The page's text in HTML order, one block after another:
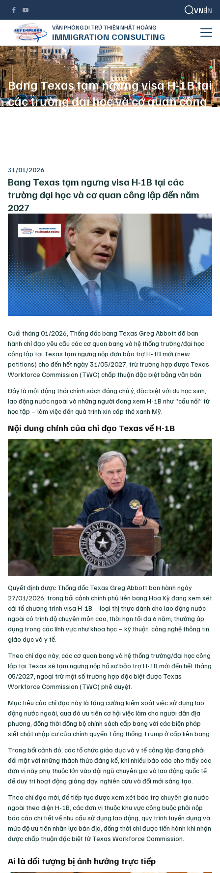
VNEN
VĂN PHÒNG DI TRÚ THIÊN NHẬT HOÀNG
IMMIGRATION CONSULTING
Bang Texas tạm ngưng visa H-1B tại
các trường đại học và cơ quan công
31/01/2026
Bang Texas tạm ngưng visa H-1B tại các
trường đại học và cơ quan công lập đến năm
2027
Cuối tháng 01/2026, Thống đốc bang Texas Greg Abbott đã ban
hành chỉ đạo yêu cầu các cơ quan bang và hệ thống trường/đại học
công lập tại Texas tạm ngưng nộp đơn bảo trợ H-1B mới (new
petitions) cho đến hết ngày 31/05/2027, trừ trường hợp được Texas
Workforce Commission (TWC) chấp thuận đặc biệt bằng văn bản.
Đây là một động thái chính sách đáng chú ý, đặc biệt với du học sinh,
lao động nước ngoài và những người đang xem H-1B như “cầu nối” từ
học tập – làm việc đến quá trình xin cấp thẻ xanh Mỹ.
Nội dung chính của chỉ đạo Texas về H-1B
Quyết định được Thống đốc Texas Greg Abbott ban hành ngày
27/01/2026, trong bối cảnh chính phủ liên bang Hoa Kỳ đang xem xét
cải tổ chương trình visa H-1B – loại thị thực dành cho lao động nước
ngoài có trình độ chuyên môn cao, thời hạn tối đa 6 năm, thường áp
dụng trong các lĩnh vực như khoa học – kỹ thuật, công nghệ thông tin,
giáo dục và y tế.
Theo chỉ đạo này, các cơ quan bang và hệ thống trường/đại học công
lập tại Texas sẽ tạm ngưng nộp hồ sơ bảo trợ H-1B mới đến hết tháng
05/2027, ngoại trừ một số trường hợp đặc biệt được Texas
Workforce Commission (TWC) phê duyệt.
Mục tiêu của chỉ đạo này là tăng cường kiểm soát việc sử dụng lao
động nước ngoài, qua đó ưu tiên cơ hội việc làm cho người dân địa
phương, đồng thời đồng bộ chính sách cấp bang với các biện pháp
siết chặt nhập cư của chính quyền Tổng thống Trump ở cấp liên bang.
Trong bối cảnh đó, các tổ chức giáo dục và y tế công lập đang phải
đối mặt với những thách thức đáng kể, khi nhiều báo cáo cho thấy các
đơn vị này phụ thuộc lớn vào đội ngũ chuyên gia và lao động quốc tế
để duy trì hoạt động giảng dạy, nghiên cứu và đổi mới sáng tạo.
Theo chỉ đạo mới, để tiếp tục được xem xét bảo trợ chuyên gia nước
ngoài theo diện H-1B, các đơn vị thuộc khu vực công buộc phải nộp
báo cáo chi tiết về nhu cầu sử dụng lao động, quy trình tuyển dụng và
mức độ ưu tiên nhân lực bản địa, đồng thời chỉ được tiến hành khi nhận
được chấp thuận đặc biệt từ Texas Workforce Commission.
Ai là đối tượng bị ảnh hưởng trực tiếp